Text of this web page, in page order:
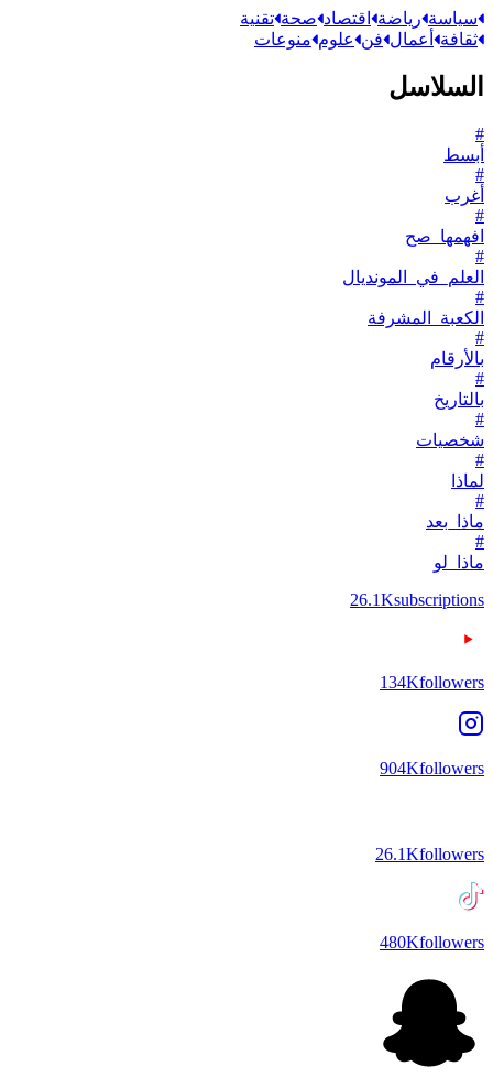
سياسة رياضة اقتصاد صحة تقنية
ثقافة أعمال فن علوم منوعات
السلاسل
#
أبسط
#
أغرب
#
افهمها_صح
#
العلم_في_المونديال
#
الكعبة_المشرفة
#
بالأرقام
#
بالتاريخ
#
شخصيات
#
لماذا
#
ماذا_بعد
#
ماذا_لو
26.1Ksubscriptions
134Kfollowers
904Kfollowers
26.1Kfollowers
480Kfollowers